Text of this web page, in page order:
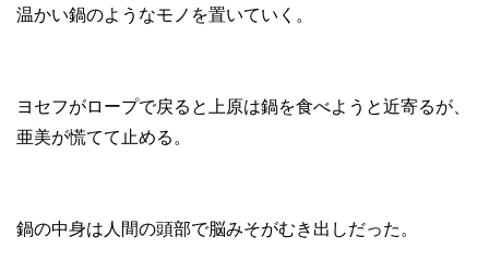
温かい鍋のようなモノを置いていく。
ヨセフがロープで戻ると上原は鍋を食べようと近寄るが、
亜美が慌てて止める。
鍋の中身は人間の頭部で脳みそがむき出しだった。